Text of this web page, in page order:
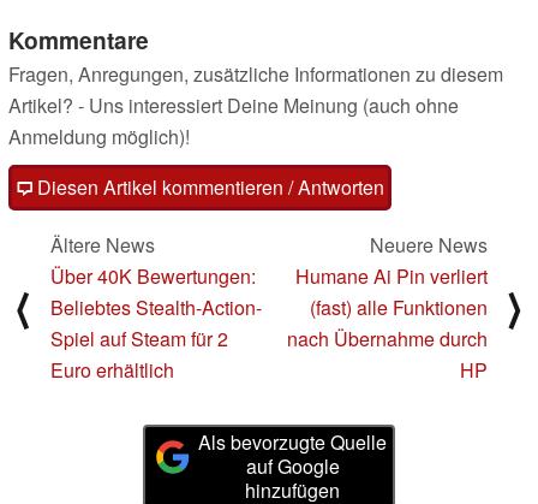
Kommentare
Fragen, Anregungen, zusätzliche Informationen zu diesem
Artikel? - Uns interessiert Deine Meinung (auch ohne
Anmeldung möglich)!
Diesen Artikel kommentieren / Antworten
⟨
Ältere News
Über 40K Bewertungen:
Beliebtes Stealth-Action-
Spiel auf Steam für 2
Euro erhältlich
Neuere News
Humane Ai Pin verliert
(fast) alle Funktionen
nach Übernahme durch
HP
⟩
Als bevorzugte Quelle
auf Google
hinzufügen